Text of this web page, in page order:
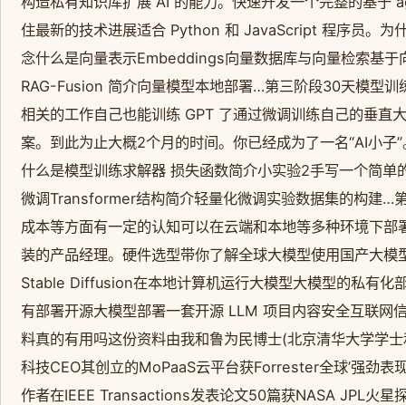
住最新的技术进展适合 Python 和 JavaScript 程序员。为
念什么是向量表示Embeddings向量数据库与向量检索基于
RAG-Fusion 简介向量模型本地部署…第三阶段30天模型
相关的工作自己也能训练 GPT 了通过微调训练自己的垂直
案。到此为止大概2个月的时间。你已经成为了一名“AI小
什么是模型训练求解器 损失函数简介小实验2手写一个简
微调Transformer结构简介轻量化微调实验数据集的构建…
成本等方面有一定的认知可以在云端和本地等多种环境下
装的产品经理。硬件选型带你了解全球大模型使用国产大
Stable Diffusion在本地计算机运行大模型大模型的私有化
有部署开源大模型部署一套开源 LLM 项目内容安全互联
料真的有用吗这份资料由我和鲁为民博士(北京清华大学学
科技CEO其创立的MoPaaS云平台获Forrester全球’强劲表
作者在IEEE Transactions发表论文50篇获NASA JPL火星